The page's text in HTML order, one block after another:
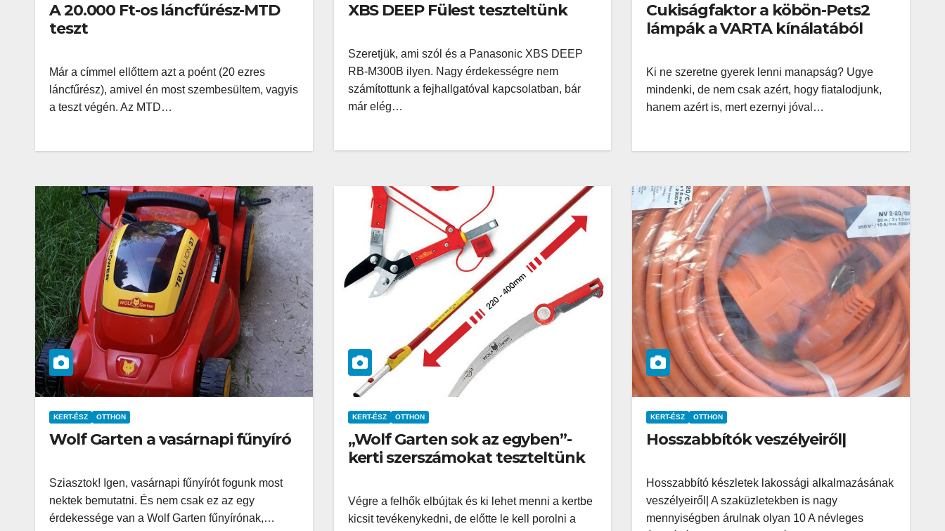
A 20.000 Ft-os láncfűrész-MTD
teszt
Már a címmel ellőttem azt a poént (20 ezres
láncfűrész), amivel én most szembesültem, vagyis
a teszt végén. Az MTD…
XBS DEEP Fülest teszteltünk
Szeretjük, ami szól és a Panasonic XBS DEEP
RB-M300B ilyen. Nagy érdekességre nem
számítottunk a fejhallgatóval kapcsolatban, bár
már elég…
Cukiságfaktor a köbön-Pets2
lámpák a VARTA kínálatából
Ki ne szeretne gyerek lenni manapság? Ugye
mindenki, de nem csak azért, hogy fiatalodjunk,
hanem azért is, mert ezernyi jóval…
KERT-ÉSZ OTTHON
Wolf Garten a vasárnapi fűnyíró
Sziasztok! Igen, vasárnapi fűnyírót fogunk most
nektek bemutatni. És nem csak ez az egy
érdekessége van a Wolf Garten fűnyírónak,…
KERT-ÉSZ OTTHON
„Wolf Garten sok az egyben”-
kerti szerszámokat teszteltünk
Végre a felhők elbújtak és ki lehet menni a kertbe
kicsit tevékenykedni, de előtte le kell porolni a
KERT-ÉSZ OTTHON
Hosszabbítók veszélyeiről|
Hosszabbító készletek lakossági alkalmazásának
veszélyeiről| A szaküzletekben is nagy
mennyiségben árulnak olyan 10 A névleges